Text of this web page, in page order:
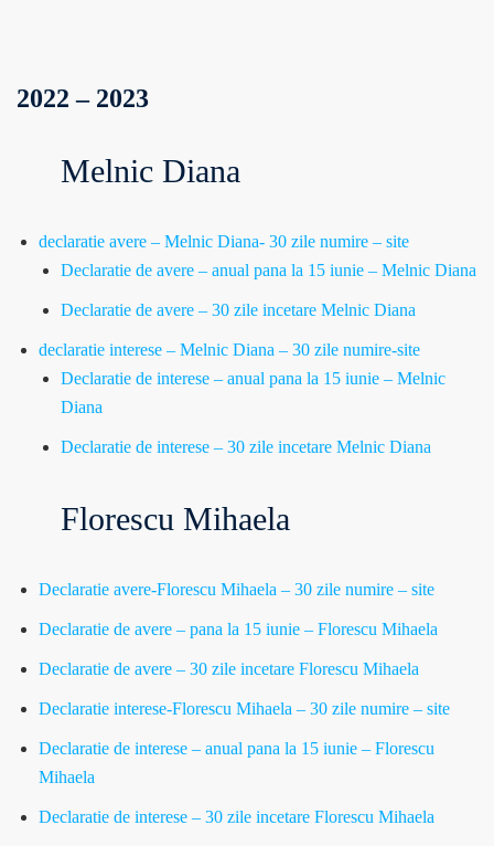
2022 – 2023
Melnic Diana
declaratie avere – Melnic Diana- 30 zile numire – site
Declaratie de avere – anual pana la 15 iunie – Melnic Diana
Declaratie de avere – 30 zile incetare Melnic Diana
declaratie interese – Melnic Diana – 30 zile numire-site
Declaratie de interese – anual pana la 15 iunie – Melnic
Diana
Declaratie de interese – 30 zile incetare Melnic Diana
Florescu Mihaela
Declaratie avere-Florescu Mihaela – 30 zile numire – site
Declaratie de avere – pana la 15 iunie – Florescu Mihaela
Declaratie de avere – 30 zile incetare Florescu Mihaela
Declaratie interese-Florescu Mihaela – 30 zile numire – site
Declaratie de interese – anual pana la 15 iunie – Florescu
Mihaela
Declaratie de interese – 30 zile incetare Florescu Mihaela